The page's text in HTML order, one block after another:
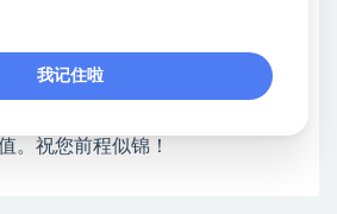
供了重要价值，也为众多创业者
好评！
。祝您前程似锦！
我记住啦